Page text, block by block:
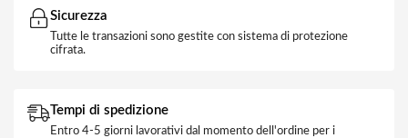
Sicurezza
Tutte le transazioni sono gestite con sistema di protezione
cifrata.
Tempi di spedizione
Entro 4-5 giorni lavorativi dal momento dell'ordine per i